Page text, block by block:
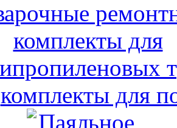
комплекты для